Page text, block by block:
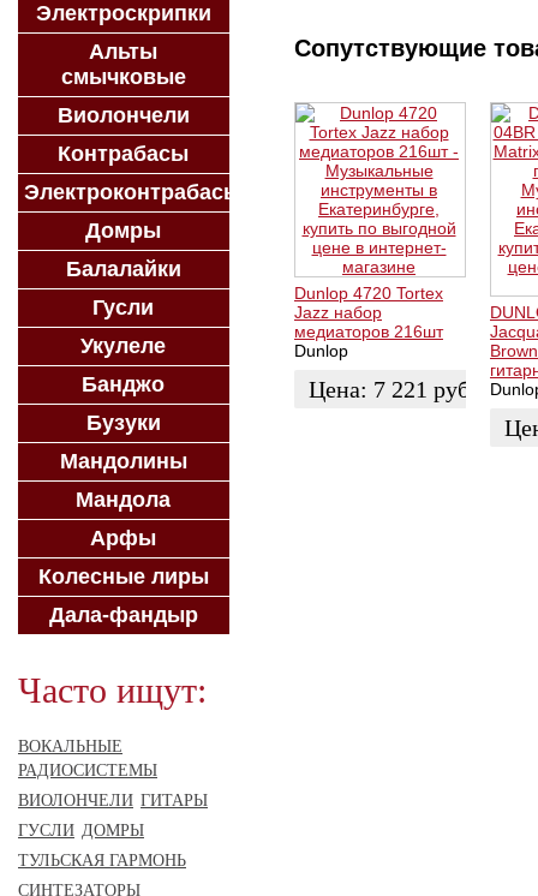
Сопутствующие
Dunlop 4720 Tortex
Jazz набор
медиаторов 216шт
Dunlop
Цена: 7 221 руб.
Электроскрипки
Альты
смычковые
Виолончели
Контрабасы
Электроконтрабасы
Домры
Балалайки
Гусли
Укулеле
Банджо
Бузуки
Мандолины
Мандола
Арфы
Колесные лиры
Дала-фандыр
Часто ищут:
ВОКАЛЬНЫЕ
РАДИОСИСТЕМЫ
ВИОЛОНЧЕЛИ ГИТАРЫ
ГУСЛИ ДОМРЫ
ТУЛЬСКАЯ ГАРМОНЬ
СИНТЕЗАТОРЫ